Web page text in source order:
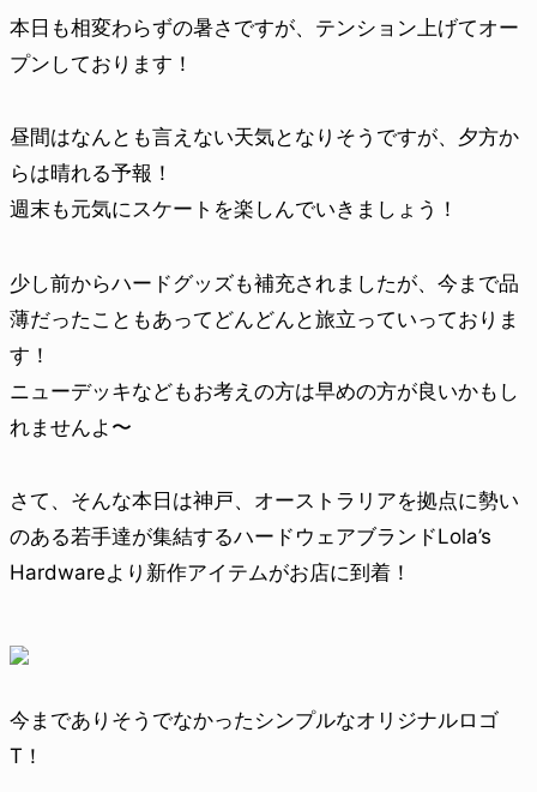
本日も相変わらずの暑さですが、テンション上げてオー
プンしております！
昼間はなんとも言えない天気となりそうですが、夕方か
らは晴れる予報！
週末も元気にスケートを楽しんでいきましょう！
少し前からハードグッズも補充されましたが、今まで品
薄だったこともあってどんどんと旅立っていっておりま
す！
ニューデッキなどもお考えの方は早めの方が良いかもし
れませんよ〜
さて、そんな本日は神戸、オーストラリアを拠点に勢い
のある若手達が集結するハードウェアブランドLola’s
Hardwareより新作アイテムがお店に到着！
今までありそうでなかったシンプルなオリジナルロゴ
T！